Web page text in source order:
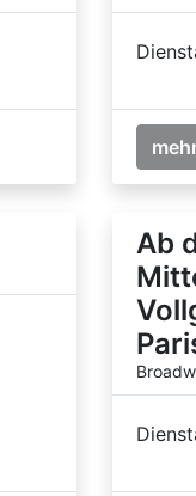
Ab